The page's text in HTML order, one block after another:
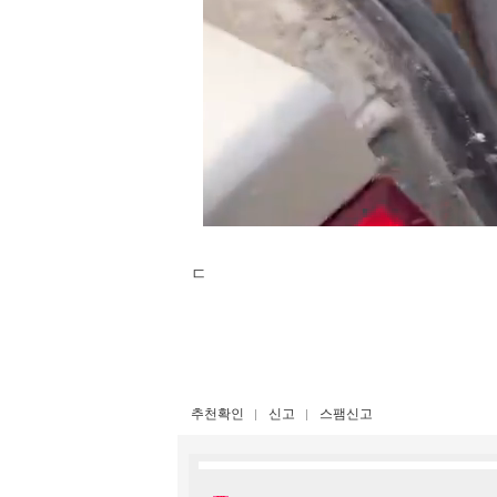
ㄷ
추천확인 신고 스팸신고